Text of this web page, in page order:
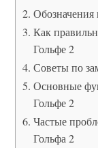
Обозначения
Как
Гольфе 2
Советы по
Основные
Гольфе 2
Частые
Гольфа 2